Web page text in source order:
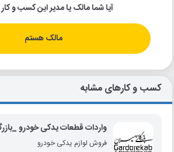
آیا شما مالک یا مدیر این کسب و
مالک هستم
کسب و کارهای مشابه
واردات قطعات یدکی خودرو
فروش لوازم یدکی خودرو